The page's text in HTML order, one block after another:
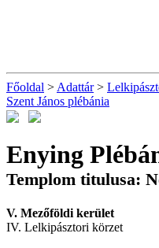
Főoldal > Adattár>
Szent János plébánia
Enying
Templom titulusa:
V. Mezőföldi kerület
IV. Lelkipásztori körzet